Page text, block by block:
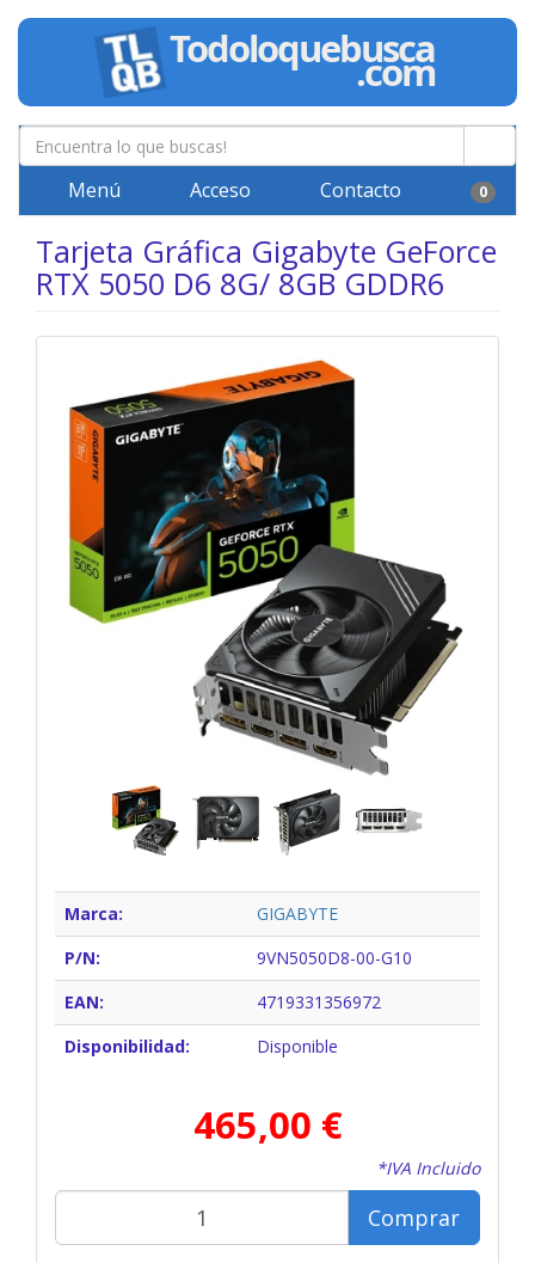
Menú Acceso Contacto 0
Tarjeta Gráfica Gigabyte GeForce
RTX 5050 D6 8G/ 8GB GDDR6
Marca:
GIGABYTE
P/N:
9VN5050D8-00-G10
EAN:
4719331356972
Disponibilidad:
Disponible
465,00 €
*IVA Incluido
Comprar